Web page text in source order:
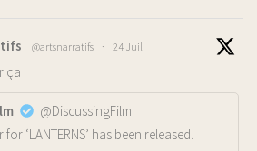
@artsnarratifs · 24 Juil
ça !
@DiscussingFilm
‘LANTERNS’ has been released.